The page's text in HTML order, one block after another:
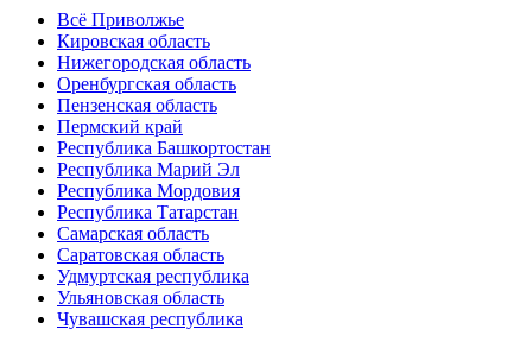
Всё Приволжье
Кировская область
Нижегородская область
Оренбургская область
Пензенская область
Пермский край
Республика Башкортостан
Республика Марий Эл
Республика Мордовия
Республика Татарстан
Самарская область
Саратовская область
Удмуртская республика
Ульяновская область
Чувашская республика